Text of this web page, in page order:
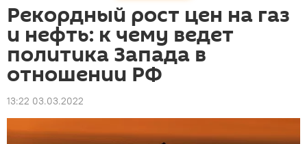
Рекордный рост цен на газ
и нефть: к чему ведет
политика Запада в
отношении РФ
13:22 03.03.2022